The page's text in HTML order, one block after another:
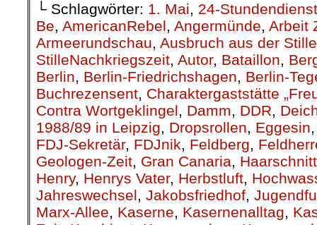
└ Schlagwörter: 1. Mai, 24-Stundendienst
Be, AmericanRebel, Angermünde, Arbeit
Armeerundschau, Ausbruch aus der Stille
StilleNachkriegszeit, Autor, Bataillon,
Berlin, Berlin-Friedrichshagen, Berlin-
Buchrezensent, Charaktergaststätte
Contra Wortgeklingel, Damm, DDR,
1988/89 in Leipzig, Dropsrollen, Eggesin
FDJ-Sekretär, FDJnik, Feldberg,
Geologen-Zeit, Gran Canaria, Haarschnitt
Henry, Henrys Vater, Herbstluft,
Jahreswechsel, Jakobsfriedhof,
Marx-Allee, Kaserne, Kasernenalltag,